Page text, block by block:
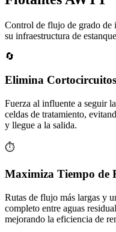
Control de flujo de grado de
su infraestructura de
🔄
Elimina
Fuerza al influente a seguir
celdas de tratamiento,
y llegue a la salida.
⏱️
Maximiza Tiempo de
Rutas de flujo más largas y
completo entre aguas
mejorando la eficiencia de